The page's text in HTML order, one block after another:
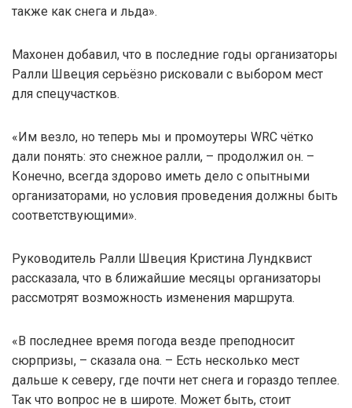
также как снега и льда».
Махонен добавил, что в последние годы организаторы
Ралли Швеция серьёзно рисковали с выбором мест
для спецучастков.
«Им везло, но теперь мы и промоутеры WRC чётко
дали понять: это снежное ралли, – продолжил он. –
Конечно, всегда здорово иметь дело с опытными
организаторами, но условия проведения должны быть
соответствующими».
Руководитель Ралли Швеция Кристина Лундквист
рассказала, что в ближайшие месяцы организаторы
рассмотрят возможность изменения маршрута.
«В последнее время погода везде преподносит
сюрпризы, – сказала она. – Есть несколько мест
дальше к северу, где почти нет снега и гораздо теплее.
Так что вопрос не в широте. Может быть, стоит